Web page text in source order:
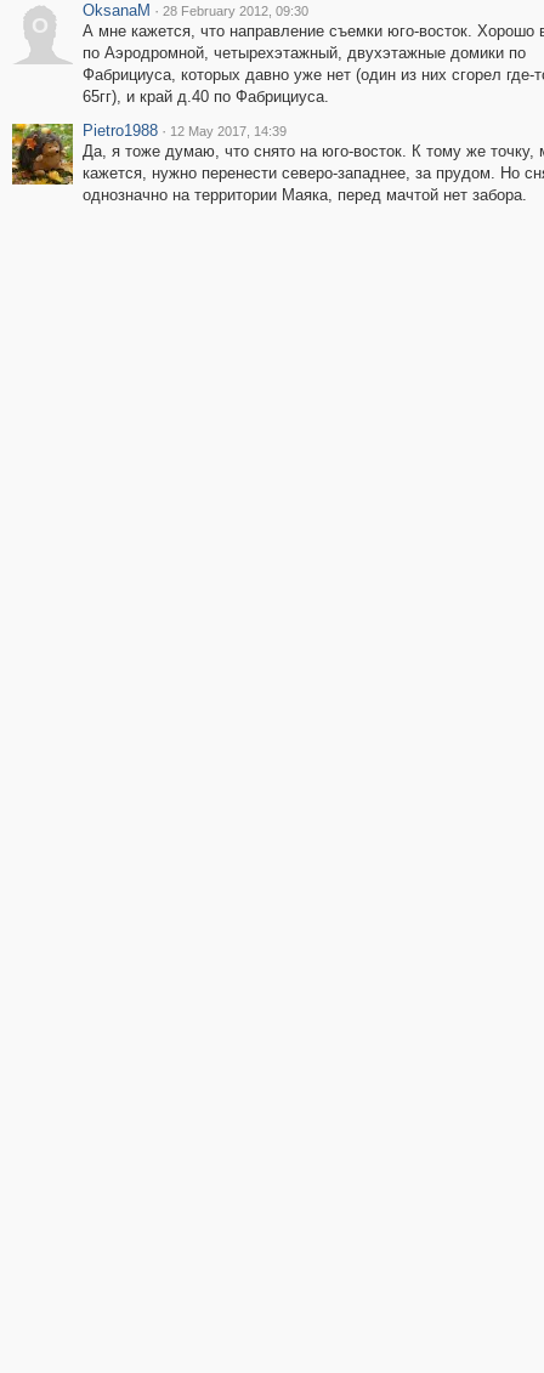
O
OksanaM · 28 February 2012, 09:30
А мне кажется, что направление съемки юго-восток. Хорошо
по Аэродромной, четырехэтажный, двухэтажные домики по
Фабрициуса, которых давно уже нет (один из них сгорел где-
65гг), и край д.40 по Фабрициуса.
Pietro1988 · 12 May 2017, 14:39
Да, я тоже думаю, что снято на юго-восток. К тому же точку,
кажется, нужно перенести северо-западнее, за прудом. Но
однозначно на территории Маяка, перед мачтой нет забора.